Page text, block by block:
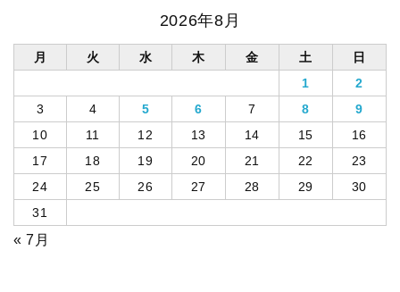
2026年8月
月 火 水 木 金 土
日
1
2
3
4 5 6 7 8
9
10
11 12 13 14 15
16
17
18 19 20 21 22
23
24
25 26 27 28 29
30
31
« 7月